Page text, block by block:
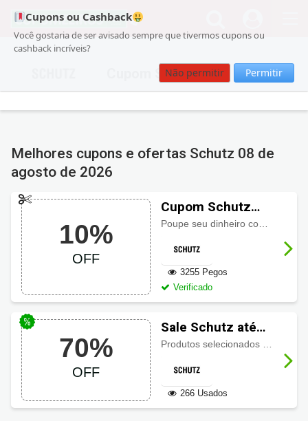
Cupons ou Cashback
Você gostaria de ser avisado sempre que tivermos cupons ou
cashback incríveis?
Não permitir Permitir
Cupom Schutz
Melhores cupons e ofertas Schutz 08 de
agosto de 2026
10%
OFF
Cupom Schutz
com 10% de
3255 Pegos
Verificado
70%
OFF
Sale Schutz até
70% OFF
266 Usados